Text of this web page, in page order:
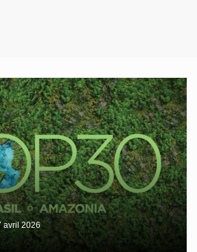
avril 2026
2025
avril 2026
à Gujan Mestras
avril 2026